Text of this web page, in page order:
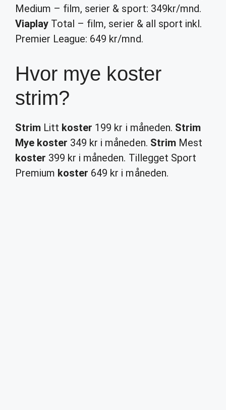
Medium – film, serier & sport: 349kr/mnd.
Viaplay Total – film, serier & all sport inkl.
Premier League: 649 kr/mnd.
Hvor mye koster
strim?
Strim Litt koster 199 kr i måneden. Strim
Mye koster 349 kr i måneden. StrimMest
koster 399 kr i måneden. Tillegget Sport
Premium koster 649 kr i måneden.